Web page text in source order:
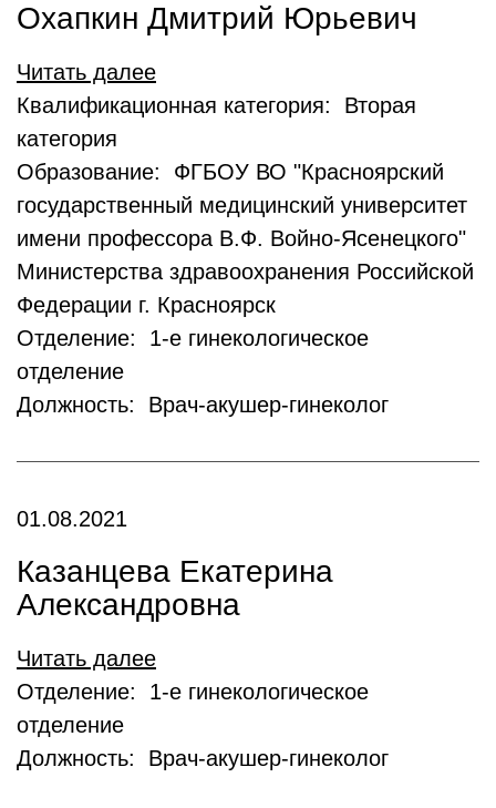
Охапкин Дмитрий Юрьевич
Читать далее
Квалификационная категория: Вторая
категория
Образование: ФГБОУ ВО "Красноярский
государственный медицинский университет
имени профессора В.Ф. Войно-Ясенецкого"
Министерства здравоохранения Российской
Федерации г. Красноярск
Отделение: 1-е гинекологическое
отделение
Должность: Врач-акушер-гинеколог
01.08.2021
Казанцева Екатерина
Александровна
Читать далее
Отделение: 1-е гинекологическое
отделение
Должность: Врач-акушер-гинеколог